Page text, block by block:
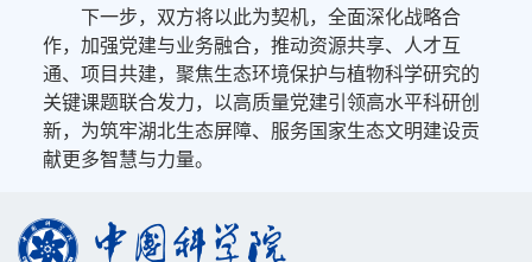
下一步，双方将以此为契机，全面深化战略合
作，加强党建与业务融合，推动资源共享、人才互
通、项目共建，聚焦生态环境保护与植物科学研究的
关键课题联合发力，以高质量党建引领高水平科研创
新，为筑牢湖北生态屏障、服务国家生态文明建设贡
献更多智慧与力量。